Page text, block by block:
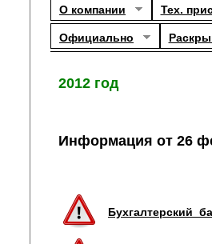
О компании Тех.
Официально
2012 год
Информация от 26